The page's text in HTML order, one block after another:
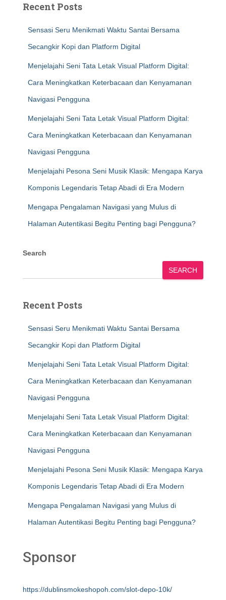
Recent Posts
Sensasi Seru Menikmati Waktu Santai Bersama
Secangkir Kopi dan Platform Digital
Menjelajahi Seni Tata Letak Visual Platform Digital:
Cara Meningkatkan Keterbacaan dan Kenyamanan
Navigasi Pengguna
Menjelajahi Seni Tata Letak Visual Platform Digital:
Cara Meningkatkan Keterbacaan dan Kenyamanan
Navigasi Pengguna
Menjelajahi Pesona Seni Musik Klasik: Mengapa Karya
Komponis Legendaris Tetap Abadi di Era Modern
Mengapa Pengalaman Navigasi yang Mulus di
Halaman Autentikasi Begitu Penting bagi Pengguna?
Search
SEARCH
Recent Posts
Sensasi Seru Menikmati Waktu Santai Bersama
Secangkir Kopi dan Platform Digital
Menjelajahi Seni Tata Letak Visual Platform Digital:
Cara Meningkatkan Keterbacaan dan Kenyamanan
Navigasi Pengguna
Menjelajahi Seni Tata Letak Visual Platform Digital:
Cara Meningkatkan Keterbacaan dan Kenyamanan
Navigasi Pengguna
Menjelajahi Pesona Seni Musik Klasik: Mengapa Karya
Komponis Legendaris Tetap Abadi di Era Modern
Mengapa Pengalaman Navigasi yang Mulus di
Halaman Autentikasi Begitu Penting bagi Pengguna?
Sponsor
https://dublinsmokeshopoh.com/slot-depo-10k/